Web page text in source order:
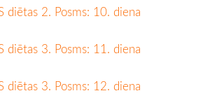
diētas 2. Posms: 10. diena
diētas 3. Posms: 11. diena
diētas 3. Posms: 12. diena